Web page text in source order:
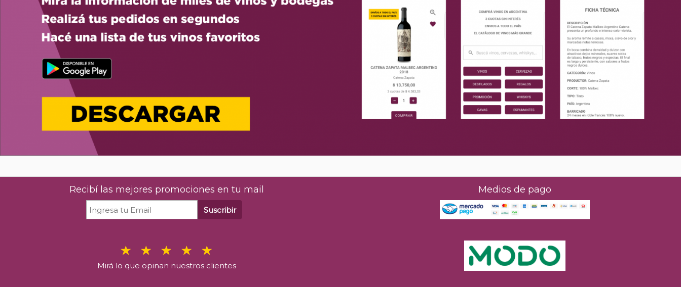
Recibí las mejores promociones en tu mail
Suscribir
Mirá lo que opinan nuestros clientes
Medios de pago